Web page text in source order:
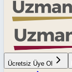
Ücretsiz Üye Ol